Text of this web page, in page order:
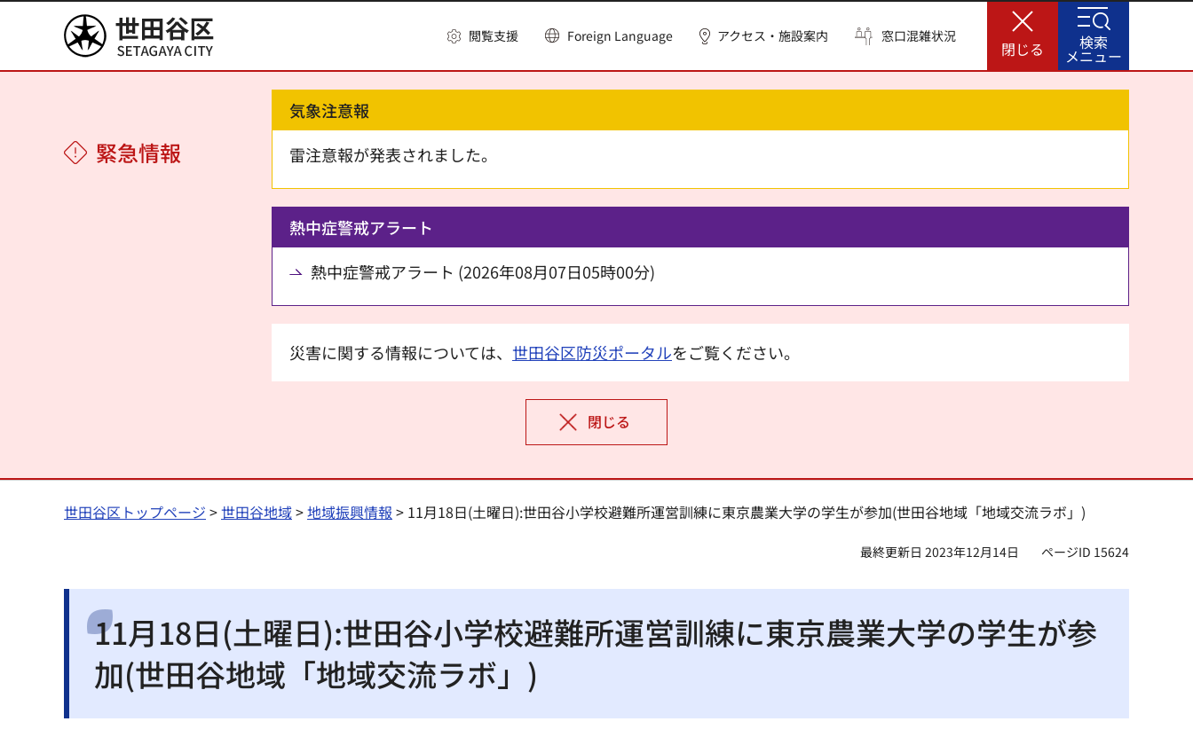
世田谷区 閲覧支援 Foreign Language アクセス・施設案内 窓口混雑状況
閉じる
緊急情報
気象注意報
雷注意報が発表されました。
熱中症警戒アラート
熱中症警戒アラート (2026年08月07日05時00分)
災害に関する情報については、 世田谷区防災ポータルをご覧ください。
閉じる
検索
メニュー
世田谷区トップページ >世田谷地域>地域振興情報 > 11月18日(土曜日):世田谷小学校避難所運営訓練に東京農業大学の学生が参加(世田谷地域「地域交流ラボ」)
最終更新日 2023年12月14日 ページID 15624
11月18日(土曜日):世田谷小学校避難所運営訓練に東京農業大学の学生が参
加(世田谷地域「地域交流ラボ」)